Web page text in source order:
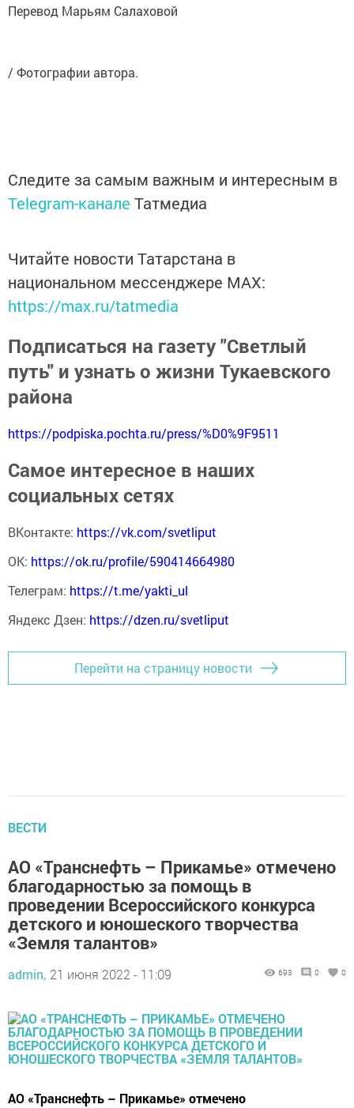
Перевод Марьям Салаховой
/ Фотографии автора.
Следите за самым важным и интересным в
Telegram-канале Татмедиа
Читайте новости Татарстана в
национальном мессенджере MАХ:
https://max.ru/tatmedia
Подписаться на газету "Светлый
путь" и узнать о жизни Тукаевского
района
https://podpiska.pochta.ru/press/%D0%9F9511
Самое интересное в наших
социальных сетях
ВКонтакте: https://vk.com/svetliput
ОК: https://ok.ru/profile/590414664980
Телеграм: https://t.me/yakti_ul
Яндекс Дзен: https://dzen.ru/svetliput
Перейти на страницу новости
ВЕСТИ
АО «Транснефть – Прикамье» отмечено
благодарностью за помощь в
проведении Всероссийского конкурса
детского и юношеского творчества
«Земля талантов»
admin, 21 июня 2022 - 11:09 693 0 0
АО «Транснефть – Прикамье» отмечено